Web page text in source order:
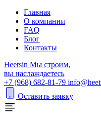
Главная
О компании
FAQ
Блог
Контакты
Heetsin Мы строим,
вы наслаждаетесь
+7 (968) 682-81-79
Оставить заявку